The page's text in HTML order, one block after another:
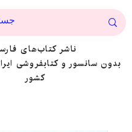
ناشر کتاب‌های
بدون سانسور و کتابفروشی
کشور